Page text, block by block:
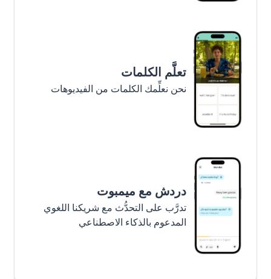
تعلَّم الكلمات
نحن نعلِّمك الكلمات من الفيديوهات
دردش مع ميمبوت
تدرَّب على التحدُّث مع شريكنا اللغوي
المدعوم بالذكاء الاصطناعي